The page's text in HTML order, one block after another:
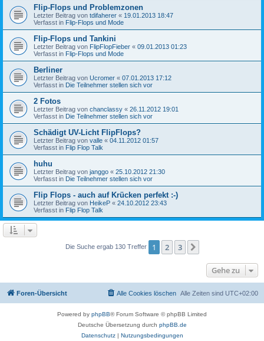
Flip-Flops und Problemzonen
Letzter Beitrag von tdifaherer « 19.01.2013 18:47
Verfasst in Flip-Flops und Mode
Flip-Flops und Tankini
Letzter Beitrag von FlipFlopFieber « 09.01.2013 01:23
Verfasst in Flip-Flops und Mode
Berliner
Letzter Beitrag von Ucromer « 07.01.2013 17:12
Verfasst in Die Teilnehmer stellen sich vor
2 Fotos
Letzter Beitrag von chanclassy « 26.11.2012 19:01
Verfasst in Die Teilnehmer stellen sich vor
Schädigt UV-Licht FlipFlops?
Letzter Beitrag von valle « 04.11.2012 01:57
Verfasst in Flip Flop Talk
huhu
Letzter Beitrag von janggo « 25.10.2012 21:30
Verfasst in Die Teilnehmer stellen sich vor
Flip Flops - auch auf Krücken perfekt :-)
Letzter Beitrag von HeikeP « 24.10.2012 23:43
Verfasst in Flip Flop Talk
Die Suche ergab 130 Treffer 1 2 3
Gehe zu
Foren-Übersicht Alle Zeiten sind UTC+02:00
Alle Cookies löschen
Powered by phpBB® Forum Software © phpBB Limited
Deutsche Übersetzung durch phpBB.de
Datenschutz| Nutzungsbedingungen